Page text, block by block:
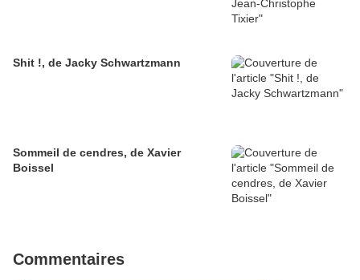
Shit !, de Jacky Schwartzmann
Sommeil de cendres, de Xavier
Boissel
Commentaires